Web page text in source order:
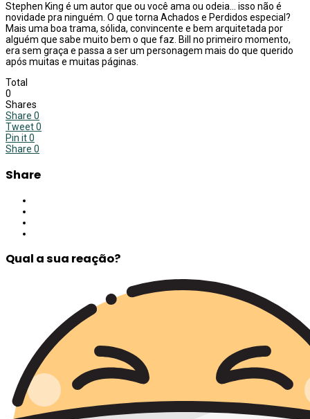
Stephen King é um autor que ou você ama ou odeia… isso não é
novidade pra ninguém. O que torna Achados e Perdidos especial?
Mais uma boa trama, sólida, convincente e bem arquitetada por
alguém que sabe muito bem o que faz. Bill no primeiro momento,
era sem graça e passa a ser um personagem mais do que querido
após muitas e muitas páginas.
Total
0
Shares
Share 0
Tweet0
Pin it0
Share 0
Share
Qual a sua reação?